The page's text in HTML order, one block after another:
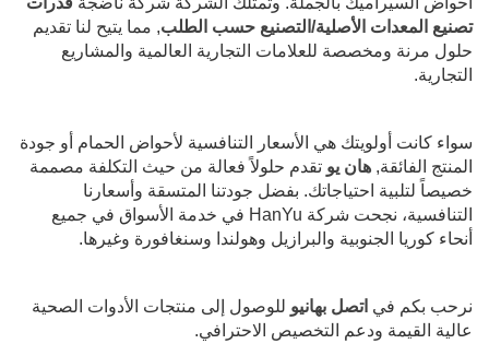
تصنيع المعدات الأصلية/التصنيع حسب الطلب, مما يتيح لنا تقديم
حلول مرنة ومخصصة للعلامات التجارية العالمية والمشاريع
التجارية.
سواء كانت أولويتك هي الأسعار التنافسية لأحواض الحمام أو جودة
المنتج الفائقة, هان يو تقدم حلولاً فعالة من حيث التكلفة مصممة
خصيصاً لتلبية احتياجاتك. بفضل جودتنا المتسقة وأسعارنا
التنافسية، نجحت شركة HanYu في خدمة الأسواق في جميع
أنحاء كوريا الجنوبية والبرازيل وهولندا وسنغافورة وغيرها.
نرحب بكم في اتصل بهانيو للوصول إلى منتجات الأدوات الصحية
عالية القيمة ودعم التخصيص الاحترافي.